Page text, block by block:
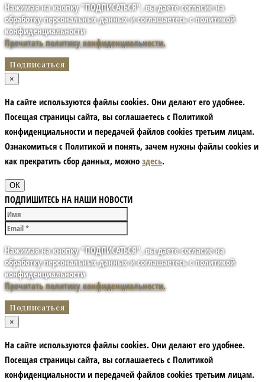
Нажимая на кнопку "ПОДПИСАТЬСЯ", вы даете согласие на
обработку персональных данных и соглашаетесь с политикой
конфиденциальности
Прочитать политику конфиденциальности.
×
На сайте используются файлы cookies. Они делают его удобнее.
Посещая страницы сайта, вы соглашаетесь с Политикой
конфиденциальности и передачей файлов cookies третьим лицам.
Ознакомиться с Политикой и понять, зачем нужны файлы сookies и
как прекратить сбор данных, можно здесь.
ОК
ПОДПИШИТЕСЬ НА НАШИ НОВОСТИ
Нажимая на кнопку "ПОДПИСАТЬСЯ", вы даете согласие на
обработку персональных данных и соглашаетесь с политикой
конфиденциальности
Прочитать политику конфиденциальности.
×
На сайте используются файлы cookies. Они делают его удобнее.
Посещая страницы сайта, вы соглашаетесь с Политикой
конфиденциальности и передачей файлов cookies третьим лицам.